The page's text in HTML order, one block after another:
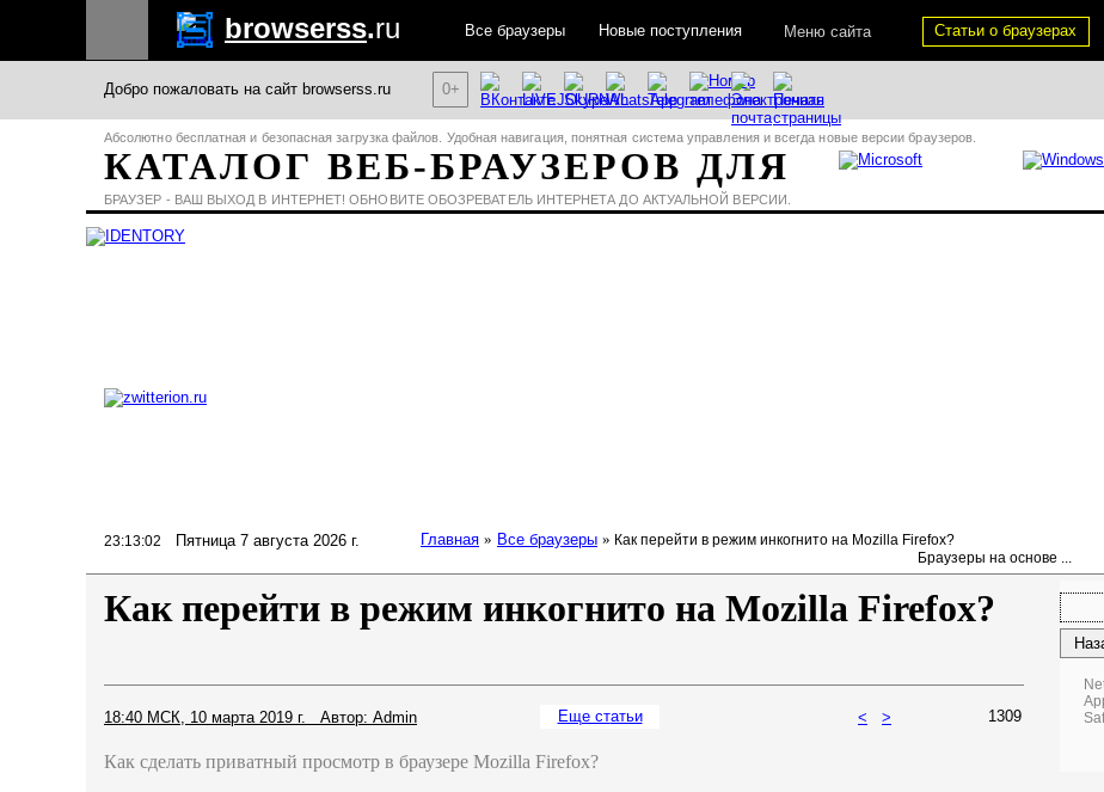
23:13:03 Пятница 7 августа 2026 г. Главная » Все браузеры » Как перейти в режим инкогнито на Mozilla Firefox?
Как перейти в режим инкогнито на Mozilla Firefox?
18:40 МСК, 10 марта 2019 г. Автор: Admin
Как сделать приватный просмотр в браузере Mozilla Firefox?
1309
Еще статьи < >
Браузеры на основе ...
КАТАЛОГ ВЕБ-БРАУЗЕРОВ ДЛЯ
Абсолютно бесплатная и безопасная загрузка файлов. Удобная навигация, понятная система управления и всегда новые версии браузеров.
БРАУЗЕР - ВАШ ВЫХОД В ИНТЕРНЕТ! ОБНОВИТЕ ОБОЗРЕВАТЕЛЬ ИНТЕРНЕТА ДО АКТУАЛЬНОЙ ВЕРСИИ.
0+
Добро пожаловать на сайт browserss.ru
Статьи о браузерах
browserss.ru Все браузеры Новые поступления Меню сайта